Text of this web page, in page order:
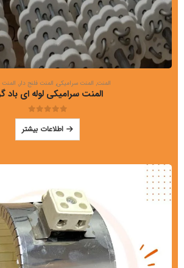
المنت, المنت سرامیکی, المنت فلنج دار,
المنت سرامیکی لوله ای باد
0
out of 5
اطلاعات بیشتر